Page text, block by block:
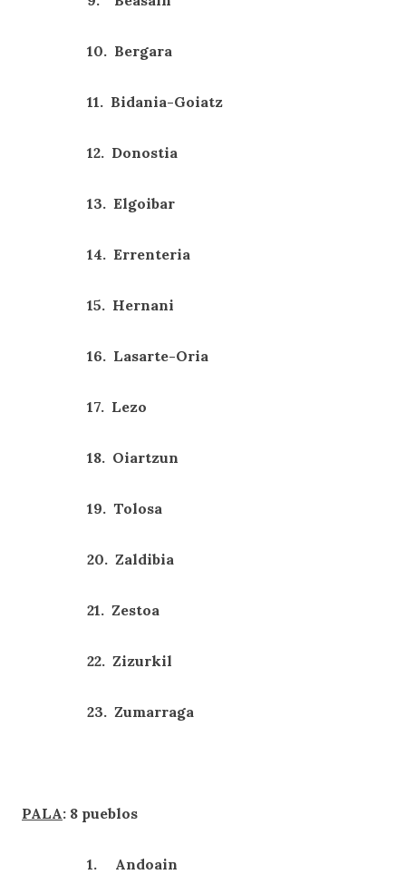
10. Bergara
11. Bidania-Goiatz
12. Donostia
13. Elgoibar
14. Errenteria
15. Hernani
16. Lasarte-Oria
17. Lezo
18. Oiartzun
19. Tolosa
20. Zaldibia
21. Zestoa
22. Zizurkil
23. Zumarraga
PALA: 8 pueblos
1. Andoain